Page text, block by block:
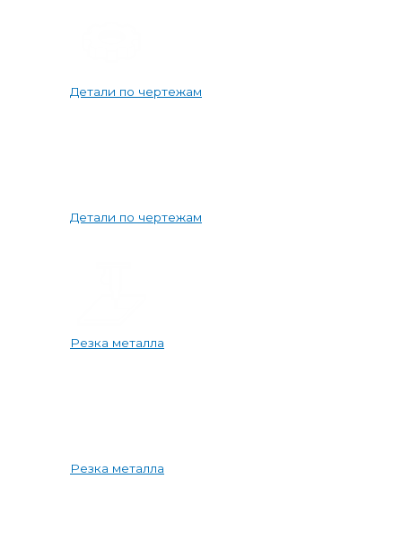
Детали по чертежам
Детали по чертежам
Резка металла
Резка металла